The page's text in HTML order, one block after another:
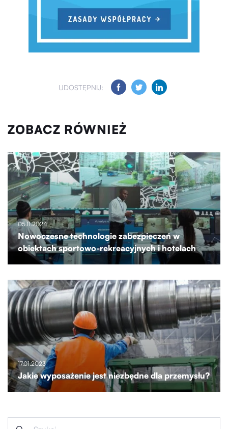
UDOSTĘPNIJ:
ZOBACZ RÓWNIEŻ
05.11.2024
Nowoczesne technologie zabezpieczeń w
obiektach sportowo-rekreacyjnych i hotelach
17.01.2023
Jakie wyposażenie jest niezbędne dla przemysłu?